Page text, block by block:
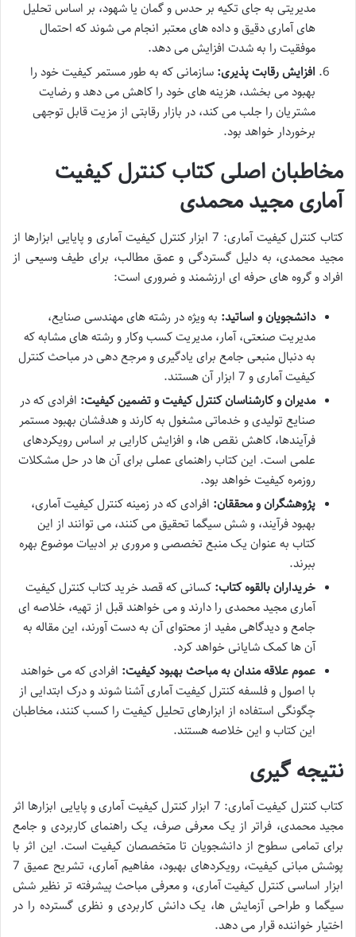
مدیریتی به جای تکیه بر حدس و گمان یا شهود، بر اساس تحلیل
های آماری دقیق و داده های معتبر انجام می شوند که احتمال
موفقیت را به شدت افزایش می دهد.
افزایش رقابت پذیری: سازمانی که به طور مستمر کیفیت خود را
بهبود می بخشد، هزینه های خود را کاهش می دهد و رضایت
مشتریان را جلب می کند، در بازار رقابتی از مزیت قابل توجهی
برخوردار خواهد بود.
مخاطبان اصلی کتاب کنترل کیفیت
آماری مجید محمدی
کتاب کنترل کیفیت آماری: 7 ابزار کنترل کیفیت آماری و پایایی ابزارها از
مجید محمدی، به دلیل گستردگی و عمق مطالب، برای طیف وسیعی از
افراد و گروه های حرفه ای ارزشمند و ضروری است:
دانشجویان و اساتید: به ویژه در رشته های مهندسی صنایع،
مدیریت صنعتی، آمار، مدیریت کسب وکار و رشته های مشابه که
به دنبال منبعی جامع برای یادگیری و مرجع دهی در مباحث کنترل
کیفیت آماری و 7 ابزار آن هستند.
مدیران و کارشناسان کنترل کیفیت و تضمین کیفیت: افرادی که در
صنایع تولیدی و خدماتی مشغول به کارند و هدفشان بهبود مستمر
فرآیندها، کاهش نقص ها، و افزایش کارایی بر اساس رویکردهای
علمی است. این کتاب راهنمای عملی برای آن ها در حل مشکلات
روزمره کیفیت خواهد بود.
پژوهشگران و محققان: افرادی که در زمینه کنترل کیفیت آماری،
بهبود فرآیند، و شش سیگما تحقیق می کنند، می توانند از این
کتاب به عنوان یک منبع تخصصی و مروری بر ادبیات موضوع بهره
ببرند.
خریداران بالقوه کتاب: کسانی که قصد خرید کتاب کنترل کیفیت
آماری مجید محمدی را دارند و می خواهند قبل از تهیه، خلاصه ای
جامع و دیدگاهی مفید از محتوای آن به دست آورند، این مقاله به
آن ها کمک شایانی خواهد کرد.
عموم علاقه مندان به مباحث بهبود کیفیت: افرادی که می خواهند
با اصول و فلسفه کنترل کیفیت آماری آشنا شوند و درک ابتدایی از
چگونگی استفاده از ابزارهای تحلیل کیفیت را کسب کنند، مخاطبان
این کتاب و این خلاصه هستند.
نتیجه گیری
کتاب کنترل کیفیت آماری: 7 ابزار کنترل کیفیت آماری و پایایی ابزارها اثر
مجید محمدی، فراتر از یک معرفی صرف، یک راهنمای کاربردی و جامع
برای تمامی سطوح از دانشجویان تا متخصصان کیفیت است. این اثر با
پوشش مبانی کیفیت، رویکردهای بهبود، مفاهیم آماری، تشریح عمیق 7
ابزار اساسی کنترل کیفیت آماری، و معرفی مباحث پیشرفته تر نظیر شش
سیگما و طراحی آزمایش ها، یک دانش کاربردی و نظری گسترده را در
اختیار خواننده قرار می دهد.